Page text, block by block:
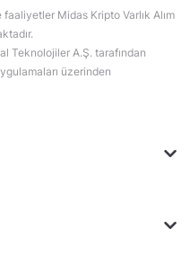
Midas Kripto Varlık Alım
Teknolojiler A.Ş. tarafından
üzerinden